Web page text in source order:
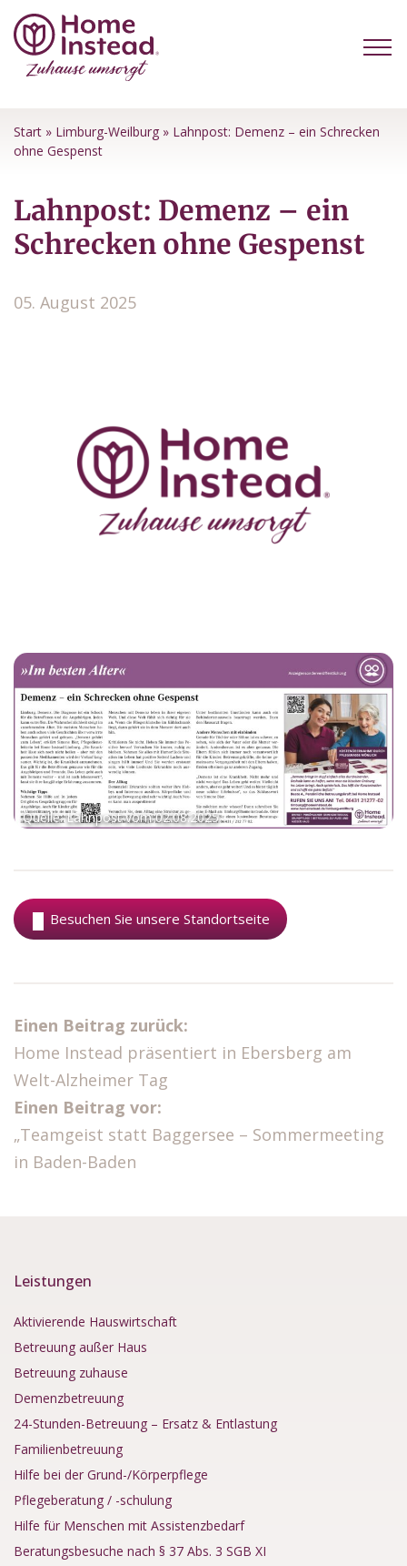
Start » Limburg-Weilburg » Lahnpost: Demenz – ein Schrecken
ohne Gespenst
Lahnpost: Demenz – ein
Schrecken ohne Gespenst
05. August 2025
Quelle: Lahnpost vom 02.08.2025
Besuchen Sie unsere Standortseite
Einen Beitrag zurück:
Home Instead präsentiert in Ebersberg am
Welt-Alzheimer Tag
Einen Beitrag vor:
„Teamgeist statt Baggersee – Sommermeeting
in Baden-Baden
Leistungen
Aktivierende Hauswirtschaft
Betreuung außer Haus
Betreuung zuhause
Demenzbetreuung
24-Stunden-Betreuung – Ersatz & Entlastung
Familienbetreuung
Hilfe bei der Grund-/Körperpflege
Pflegeberatung / -schulung
Hilfe für Menschen mit Assistenzbedarf
Beratungsbesuche nach § 37 Abs. 3 SGB XI